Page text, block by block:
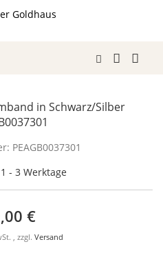
in Schwarz/Silber
PEAGB0037301
- 3 Werktage
€
, zzgl. Versand